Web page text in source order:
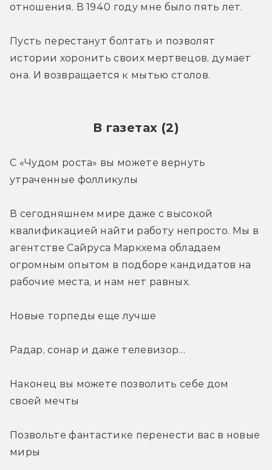
отношения. В 1940 году мне было пять лет.
Пусть перестанут болтать и позволят
истории хоронить своих мертвецов, думает
она. И возвращается к мытью столов.
В газетах (2)
С «Чудом роста» вы можете вернуть
утраченные фолликулы
В сегодняшнем мире даже с высокой
квалификацией найти работу непросто. Мы в
агентстве Сайруса Маркхема обладаем
огромным опытом в подборе кандидатов на
рабочие места, и нам нет равных.
Новые торпеды еще лучше
Радар, сонар и даже телевизор…
Наконец вы можете позволить себе дом
своей мечты
Позвольте фантастике перенести вас в новые
миры